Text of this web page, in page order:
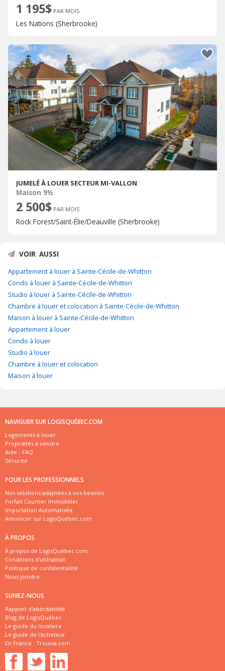
1 195$ PAR MOIS
Les Nations (Sherbrooke)
JUMELÉ À LOUER SECTEUR MI-VALLON
Maison 9½
2 500$ PAR MOIS
Rock Forest/Saint-Élie/Deauville (Sherbrooke)
VOIR AUSSI
Appartement à louer à Sainte-Cécile-de-Whitton
Condo à louer à Sainte-Cécile-de-Whitton
Studio à louer à Sainte-Cécile-de-Whitton
Chambre à louer et colocation à Sainte-Cécile-de-Whitton
Maison à louer à Sainte-Cécile-de-Whitton
Appartement à louer
Condo à louer
Studio à louer
Chambre à louer et colocation
Maison à louer
NAVIGUER SUR LOGISQUÉBEC.COM
Logements à louer
Propriétés à vendre
Aide - FAQ
Sécurité
POUR LES PROFESSIONNELS
Nos solutions adaptées à vos besoins
Forfait Courtier Immobilier
Importation Automatisée
Annoncer sur LogisQuébec.com
À PROPOS
À propos de LogisQuébec.com
Conditions d'utilisation
Politique de confidentialité
Nous joindre
SUIVEZ-NOUS
Rapport d'abordabilité
Blog de LogisQuébec
Le guide du locataire
Le guide de l'acheteur
En France : Trouvia.com